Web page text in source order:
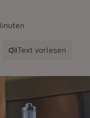
Text vorlesen